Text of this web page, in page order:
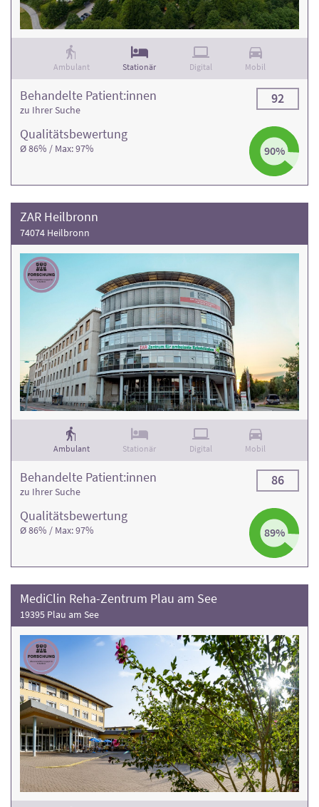
Ambulant Stationär Digital Mobil
Qualitäts­bewertung
Ø 86% / Max: 97% 90%
Behandelte Patient:innen
zu Ihrer Suche
92
ZAR Heilbronn
74074 Heilbronn
Ambulant Stationär Digital Mobil
Qualitäts­bewertung
Ø 86% / Max: 97% 89%
Behandelte Patient:innen
zu Ihrer Suche
86
MediClin Reha-Zentrum Plau am See
19395 Plau am See